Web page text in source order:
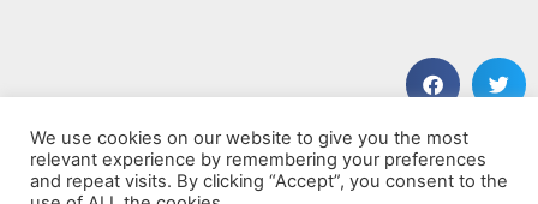
VORHERIGER BEITRAG
Boom Bang Goodbye
NÄCHSTER BEITRAG
Let The Sky Open Under Your Feet
We use cookies on our website to give you the most
relevant experience by remembering your preferences
and repeat visits. By clicking “Accept”, you consent to the